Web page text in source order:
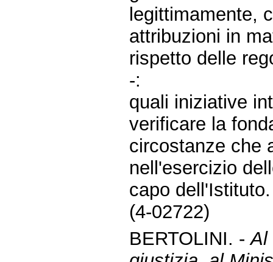
legittimamente,
attribuzioni in
rispetto delle
-:
quali iniziative
verificare la
circostanze che
nell'esercizio
capo dell'Istituto.
(4-02722)
BERTOLINI. -Al